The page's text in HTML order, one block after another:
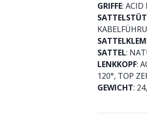
GRIFFE: ACID
SATTEL:
LENKKOPF:
120°, TOP
GEWICHT: